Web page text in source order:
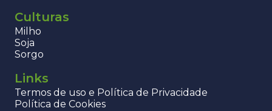
Culturas
Milho
Soja
Sorgo
Links
Termos de uso e Política de Privacidade
Política de Cookies